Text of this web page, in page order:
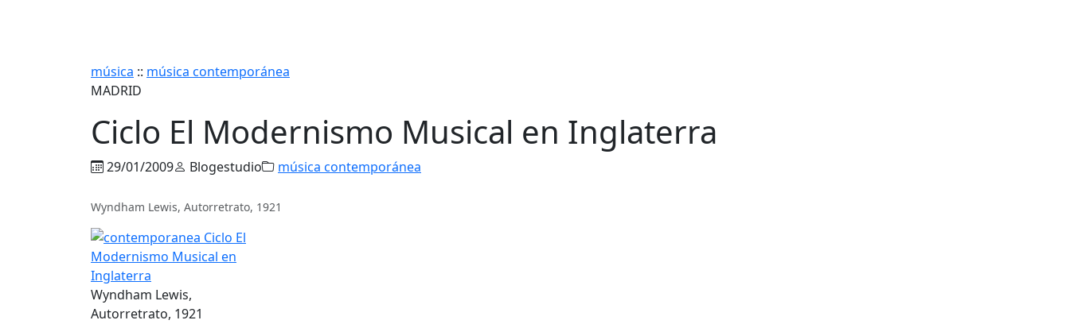
música :: música contemporánea
MADRID
Ciclo El Modernismo Musical en Inglaterra
29/01/2009 Blogestudio música contemporánea
Wyndham Lewis, Autorretrato, 1921
Wyndham Lewis,
Autorretrato, 1921